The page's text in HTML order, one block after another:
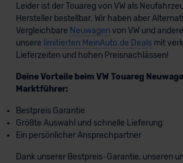
Leider ist der Touareg von VW als
Hersteller bestellbar. Wir haben aber
Vergleichbare Neuwagenvon VW und
unsere limitierten MeinAuto.de Dealsmit
Lieferzeiten und hohen Preisnachlässen!
Deine Vorteile beim VW Touareg
Marktführer:
Bestpreis Garantie
Größte Auswahl und schnelle Lieferung
Ein persönlicher Ansprechpartner
Dank unserer Bestpreis-Garantie, unseren